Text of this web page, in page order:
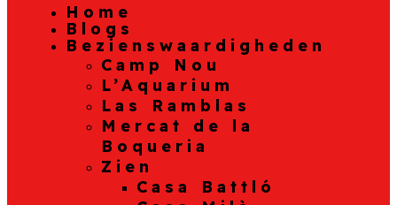
Home
Blogs
Bezienswaardigheden
Camp Nou
L’Aquarium
Las Ramblas
Mercat de la
Boqueria
Zien
Casa Battló